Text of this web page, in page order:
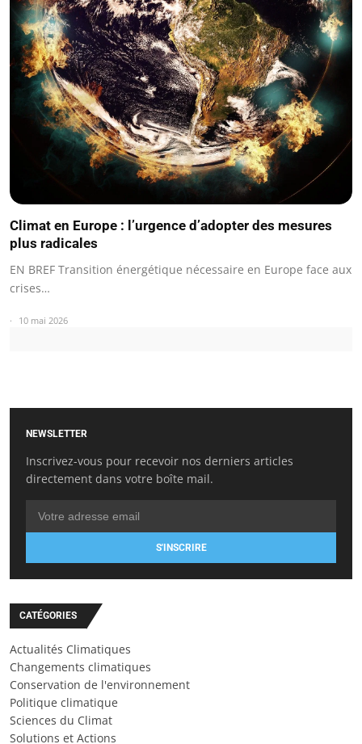
Climat en Europe : l’urgence d’adopter des mesures
plus radicales
EN BREF Transition énergétique nécessaire en Europe face aux
crises…
10 mai 2026
NEWSLETTER
Inscrivez-vous pour recevoir nos derniers articles
directement dans votre boîte mail.
S'INSCRIRE
CATÉGORIES
Actualités Climatiques
Changements climatiques
Conservation de l'environnement
Politique climatique
Sciences du Climat
Solutions et Actions